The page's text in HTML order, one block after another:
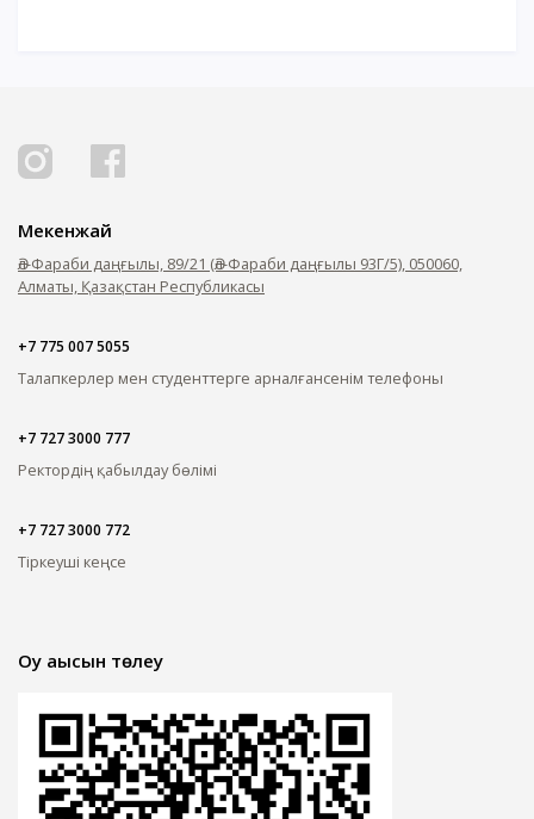
Мекенжай
Әл-Фараби даңғылы, 89/21 (Әл-Фараби даңғылы 93Г/5), 050060,
Алматы, Қазақстан Республикасы
+7 775 007 5055
Талапкерлер мен студенттерге арналғансенім телефоны
+7 727 3000 777
Ректордің қабылдау бөлімі
+7 727 3000 772
Тіркеуші кеңсе
Оқу ақысын төлеу